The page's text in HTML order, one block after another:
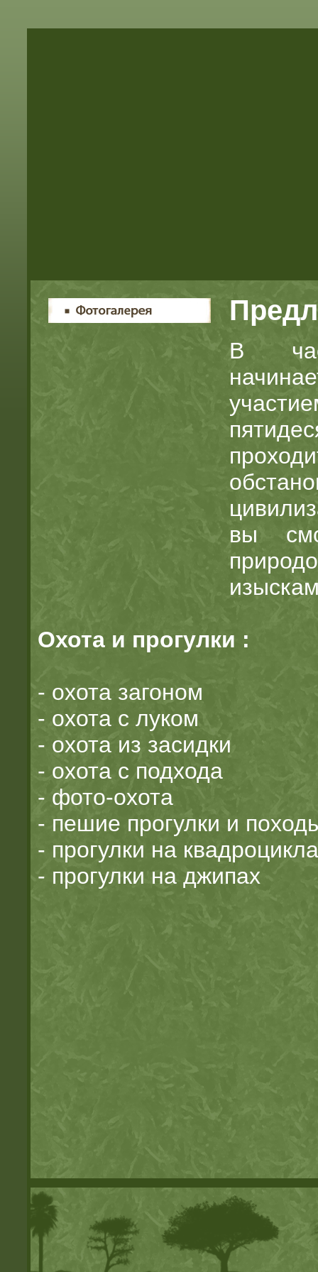
В
вы
Охота и прогулки :
- охота загоном
- охота с луком
- охота из засидки
- охота с подхода
- фото-охота
- пешие прогулки и
- прогулки на
- прогулки на джипах